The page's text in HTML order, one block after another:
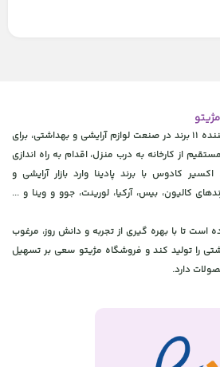
شرکت اکسیر کادوس تولید کننده 11 برند در صنعت لوازم آرایشی و بهداشتی، برای
از کارخانه به درب منزل، اقدام به راه اندازی
کادوس با برند پادینا وارد بازار آرایشی و
کالیون، بیس، آرکیا، لورینت، جوو و وینا و ...
تا با بهره گیری از تجربه و دانش روز، مرغوب
را تولید کند و فروشگاه مژیتو سعی بر تسهیل
دارد.